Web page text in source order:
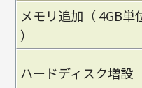
メモリ追加（ 4GB単
）
ハードディスク増設